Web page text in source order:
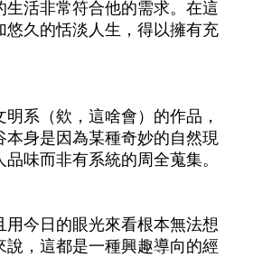
活非常符合他的需求。在這
久的恬淡人生，得以擁有充
系（欸，這啥會）的作品，
身是因為某種奇妙的自然現
味而非有系統的周全蒐集。
今日的眼光來看根本無法想
，這都是一種興趣導向的經